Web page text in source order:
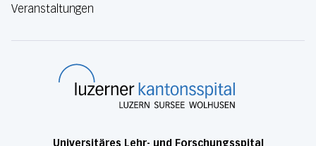
Veranstaltungen
Universitäres Lehr- und Forschungsspital